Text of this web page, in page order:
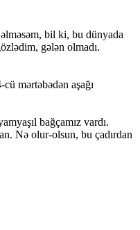
bil ki, bu dünyada
gələn olmadı.
mərtəbədən aşağı
bağçamız vardı.
Nə olur-olsun, bu çadırdan